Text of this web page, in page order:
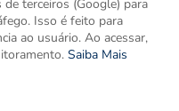
terceiros (Google) para
Isso é feito para
ao usuário. Ao acessar,
Saiba Mais